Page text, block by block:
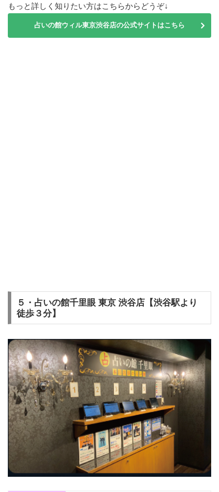
もっと詳しく知りたい方はこちらからどうぞ↓
占いの館ウィル東京渋谷店の公式サイトはこちら
５・占いの館千里眼 東京 渋谷店【渋谷駅より
徒歩３分】